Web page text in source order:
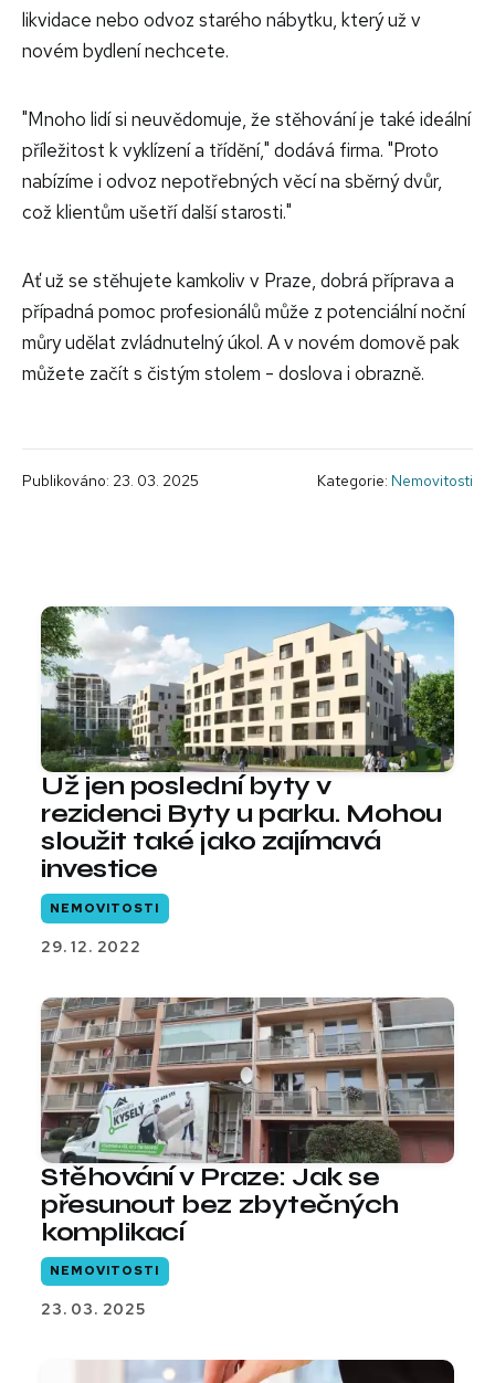
likvidace nebo odvoz starého nábytku, který už v
novém bydlení nechcete.
"Mnoho lidí si neuvědomuje, že stěhování je také ideální
příležitost k vyklízení a třídění," dodává firma. "Proto
nabízíme i odvoz nepotřebných věcí na sběrný dvůr,
což klientům ušetří další starosti."
Ať už se stěhujete kamkoliv v Praze, dobrá příprava a
případná pomoc profesionálů může z potenciální noční
můry udělat zvládnutelný úkol. A v novém domově pak
můžete začít s čistým stolem - doslova i obrazně.
Publikováno: 23. 03. 2025 Kategorie: Nemovitosti
Už jen poslední byty v
rezidenci Byty u parku. Mohou
sloužit také jako zajímavá
investice
NEMOVITOSTI
29. 12. 2022
Stěhování v Praze: Jak se
přesunout bez zbytečných
komplikací
NEMOVITOSTI
23. 03. 2025